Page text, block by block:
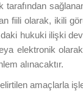
tarafından
fiili olarak, ikili
hukuki ilişki
elektronik
alınacaktır.
amaçlarla